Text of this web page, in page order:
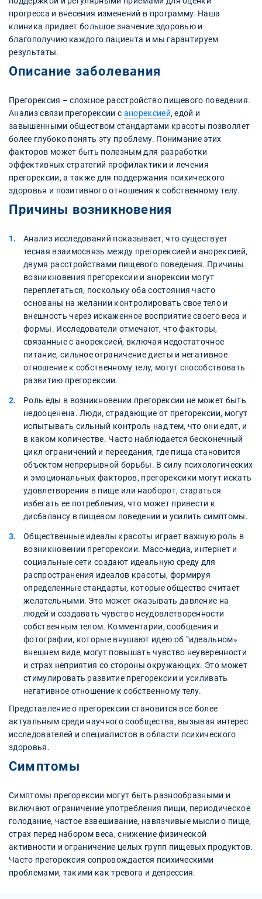
прогресса и внесения изменений в программу. Наша
клиника придает большое значение здоровью и
благополучию каждого пациента и мы гарантируем
результаты.
Описание заболевания
Прегорексия – сложное расстройство пищевого поведения.
Анализ связи прегорексии с анорексией, едой и
завышенными обществом стандартами красоты позволяет
более глубоко понять эту проблему. Понимание этих
факторов может быть полезным для разработки
эффективных стратегий профилактики и лечения
прегорексии, а также для поддержания психического
здоровья и позитивного отношения к собственному телу.
Причины возникновения
Анализ исследований показывает, что существует
тесная взаимосвязь между прегорексией и анорексией,
двумя расстройствами пищевого поведения. Причины
возникновения прегорексии и анорексии могут
переплетаться, поскольку оба состояния часто
основаны на желании контролировать свое тело и
внешность через искаженное восприятие своего веса и
формы. Исследователи отмечают, что факторы,
связанные с анорексией, включая недостаточное
питание, сильное ограничение диеты и негативное
отношение к собственному телу, могут способствовать
развитию прегорексии.
Роль еды в возникновении прегорексии не может быть
недооценена. Люди, страдающие от прегорексии, могут
испытывать сильный контроль над тем, что они едят, и
в каком количестве. Часто наблюдается бесконечный
цикл ограничений и переедания, где пища становится
объектом непрерывной борьбы. В силу психологических
и эмоциональных факторов, прегорексики могут искать
удовлетворения в пище или наоборот, стараться
избегать ее потребления, что может привести к
дисбалансу в пищевом поведении и усилить симптомы.
Общественные идеалы красоты играет важную роль в
возникновении прегорексии. Масс-медиа, интернет и
социальные сети создают идеальную среду для
распространения идеалов красоты, формируя
определенные стандарты, которые общество считает
желательными. Это может оказывать давление на
людей и создавать чувство неудовлетворенности
собственным телом. Комментарии, сообщения и
фотографии, которые внушают идею об “идеальном»
внешнем виде, могут повышать чувство неуверенности
и страх неприятия со стороны окружающих. Это может
стимулировать развитие прегорексии и усиливать
негативное отношение к собственному телу.
Представление о прегорексии становится все более
актуальным среди научного сообщества, вызывая интерес
исследователей и специалистов в области психического
здоровья.
Симптомы
Симптомы прегорексии могут быть разнообразными и
включают ограничение употребления пищи, периодическое
голодание, частое взвешивание, навязчивые мысли о пище,
страх перед набором веса, снижение физической
активности и ограничение целых групп пищевых продуктов.
Часто прегорексия сопровождается психическими
проблемами, такими как тревога и депрессия.